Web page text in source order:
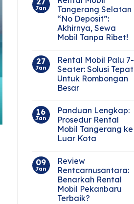
Jan
Tangerang Selatan
“No Deposit”:
Akhirnya, Sewa
Mobil Tanpa Ribet!
27
Jan
Rental Mobil Palu 7-
Seater: Solusi Tepat
Untuk Rombongan
Besar
16
Jan
Panduan Lengkap:
Prosedur Rental
Mobil Tangerang ke
Luar Kota
09
Jan
Review
Rentcarnusantara:
Benarkah Rental
Mobil Pekanbaru
Terbaik?